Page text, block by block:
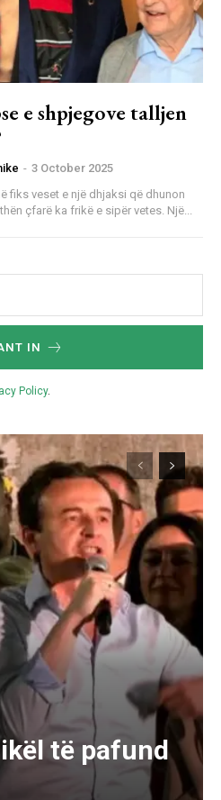
e shpjegove talljen
- 3 October 2025
ata poshtë vetes dhe ju lëpin bythën çfarë ka frikë e sipër vetes. Një...
IN
Policy.
të pafund